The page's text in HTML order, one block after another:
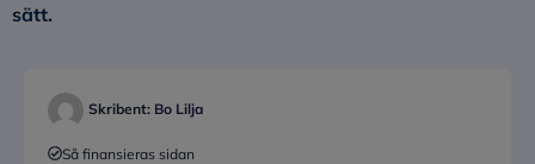
sätt.
Skribent: Bo Lilja
Så finansieras sidan